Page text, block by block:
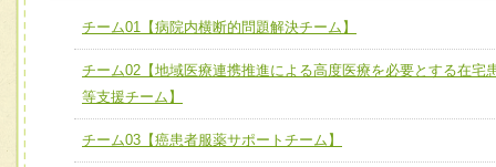
ユニット１ 医療人としての基礎能力
全人的医療を実践する医療人として、必要な基礎能力を身
ける
必要に応じて柔軟に医療チームを組織し、強調できる
チーム01【病院内横断的問題解決チーム】
チーム02【地域医療連携推進による高度医療を必要とする
宅患者等支援チーム】
チーム01【病院内横断的問題解決チーム】
チーム02【地域医療連携推進による高度医療を必要とする在宅
等支援チーム】
チーム03【癌患者服薬サポートチーム】